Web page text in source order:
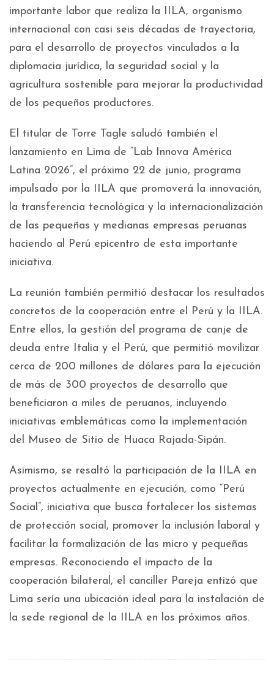
importante labor que realiza la IILA, organismo
internacional con casi seis décadas de trayectoria,
para el desarrollo de proyectos vinculados a la
diplomacia jurídica, la seguridad social y la
agricultura sostenible para mejorar la productividad
de los pequeños productores.
El titular de Torre Tagle saludó también el
lanzamiento en Lima de “Lab Innova América
Latina 2026”, el próximo 22 de junio, programa
impulsado por la IILA que promoverá la innovación,
la transferencia tecnológica y la internacionalización
de las pequeñas y medianas empresas peruanas
haciendo al Perú epicentro de esta importante
iniciativa.
La reunión también permitió destacar los resultados
concretos de la cooperación entre el Perú y la IILA.
Entre ellos, la gestión del programa de canje de
deuda entre Italia y el Perú, que permitió movilizar
cerca de 200 millones de dólares para la ejecución
de más de 300 proyectos de desarrollo que
beneficiaron a miles de peruanos, incluyendo
iniciativas emblemáticas como la implementación
del Museo de Sitio de Huaca Rajada-Sipán.
Asimismo, se resaltó la participación de la IILA en
proyectos actualmente en ejecución, como “Perú
Social”, iniciativa que busca fortalecer los sistemas
de protección social, promover la inclusión laboral y
facilitar la formalización de las micro y pequeñas
empresas. Reconociendo el impacto de la
cooperación bilateral, el canciller Pareja entizó que
Lima sería una ubicación ideal para la instalación de
la sede regional de la IILA en los próximos años.